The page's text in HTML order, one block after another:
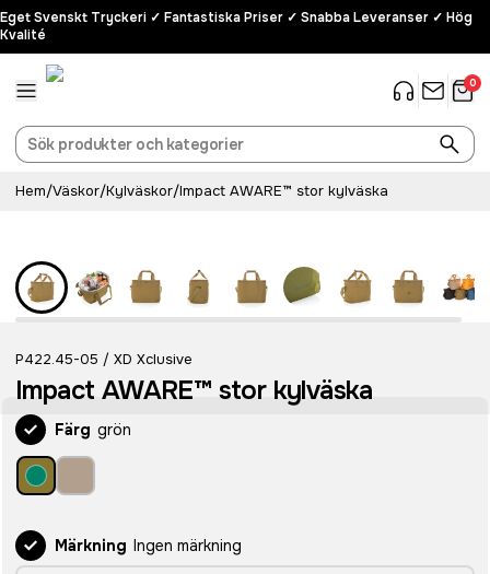
Eget Svenskt Tryckeri ✓ Fantastiska Priser ✓ Snabba Leveranser ✓ Hög
Kvalité
0
Hem/Väskor/Kylväskor/Impact AWARE™ stor kylväska
P422.45-05 / XD Xclusive
Impact AWARE™ stor kylväska
Färg grön
Märkning Ingen märkning